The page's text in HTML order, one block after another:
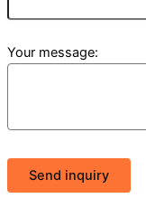
Your message:
Send inquiry